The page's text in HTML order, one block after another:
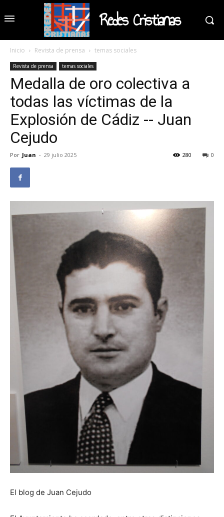
Redes Cristianas
Inicio Revista de prensa temas sociales
Revista de prensa temas sociales
Medalla de oro colectiva a
todas las víctimas de la
Explosión de Cádiz -- Juan
Cejudo
Por Juan - 29 julio 2025 0
280
El blog de Juan Cejudo